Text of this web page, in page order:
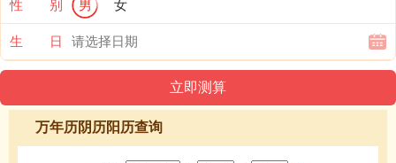
性 别 男 女
生 日
万年历阴历阳历查询